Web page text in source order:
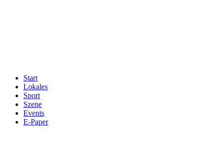
Start
Lokales
Sport
Szene
Events
E-Paper